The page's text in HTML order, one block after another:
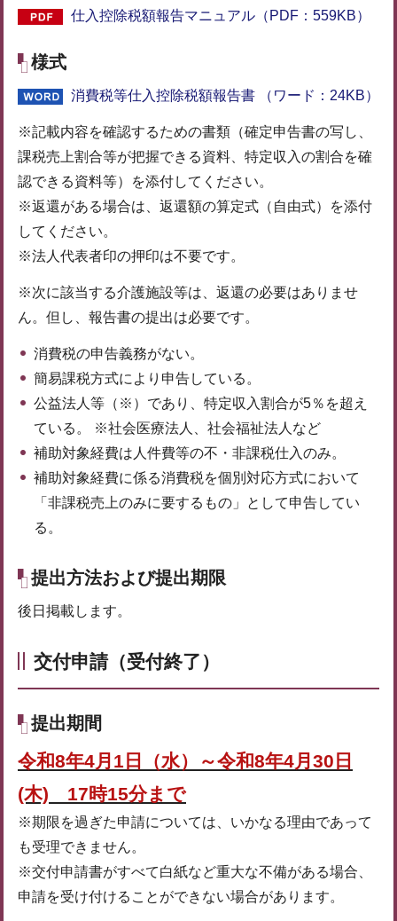
仕入控除税額報告マニュアル（PDF：559KB）
様式
消費税等仕入控除税額報告書 （ワード：24KB）
※記載内容を確認するための書類（確定申告書の写し、
課税売上割合等が把握できる資料、特定収入の割合を確
認できる資料等）を添付してください。
※返還がある場合は、返還額の算定式（自由式）を添付
してください。
※法人代表者印の押印は不要です。
※次に該当する介護施設等は、返還の必要はありませ
ん。但し、報告書の提出は必要です。
消費税の申告義務がない。
簡易課税方式により申告している。
公益法人等（※）であり、特定収入割合が5％を超え
ている。 ※社会医療法人、社会福祉法人など
補助対象経費は人件費等の不・非課税仕入のみ。
補助対象経費に係る消費税を個別対応方式において
「非課税売上のみに要するもの」として申告してい
る。
提出方法および提出期限
後日掲載します。
交付申請（受付終了）
提出期間
令和8年4月1日（水）～令和8年4月30日
(木) 17時15分まで
※期限を過ぎた申請については、いかなる理由であって
も受理できません。
※交付申請書がすべて白紙など重大な不備がある場合、
申請を受け付けることができない場合があります。